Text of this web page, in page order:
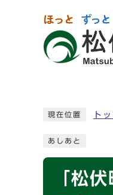
現在位置 ト
あしあと
「松